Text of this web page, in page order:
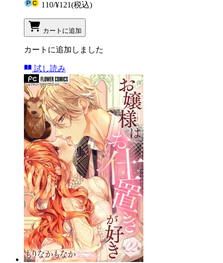
110/¥121(税込)
カートに追加
カートに追加しました
試し読み